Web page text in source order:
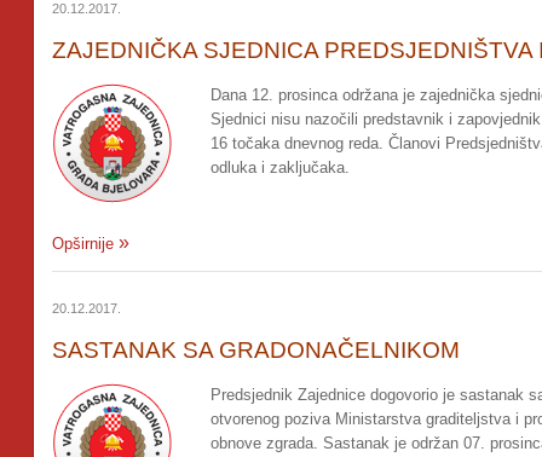
20.12.2017.
ZAJEDNIČKA SJEDNICA
Dana 12. prosinca održana je zajednička
Sjednici nisu nazočili predstavnik i
16 točaka dnevnog reda. Članovi
odluka i zaključaka.
Opširnije
20.12.2017.
SASTANAK SA GRADONAČELNIKOM
Predsjednik Zajednice dogovorio je sastanak
otvorenog poziva Ministarstva graditeljstva i
obnove zgrada. Sastanak je održan 07.